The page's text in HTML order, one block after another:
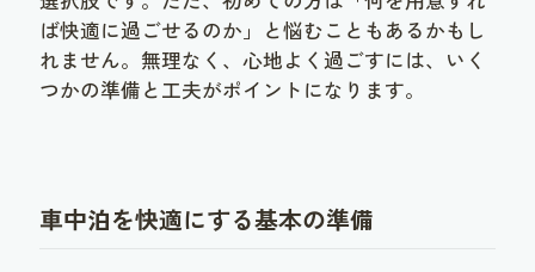
ば快適に過ごせるのか」と悩むこともあるかもし
れません。無理なく、心地よく過ごすには、いく
つかの準備と工夫がポイントになります。
車中泊を快適にする基本の準備